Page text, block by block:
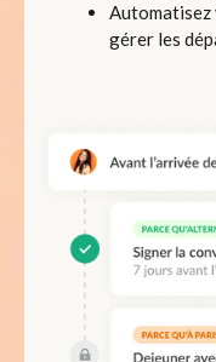
Automatisez
gérer les